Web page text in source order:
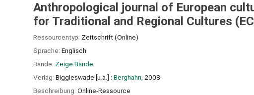
Anthropological journal of European
for Traditional and Regional Cultures
Ressourcentyp: Zeitschrift (Online)
Sprache: Englisch
Bände: Zeige Bände
Verlag: Biggleswade [u.a.] : Berghahn, 2008-
Beschreibung: Online-Ressource